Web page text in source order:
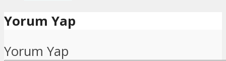
Yorum Yap
Yorum Yap